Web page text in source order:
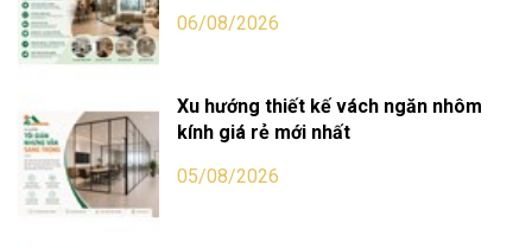
06/08/2026
Xu hướng thiết kế vách ngăn nhôm
kính giá rẻ mới nhất
05/08/2026